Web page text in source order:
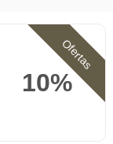
10%
Ofertas